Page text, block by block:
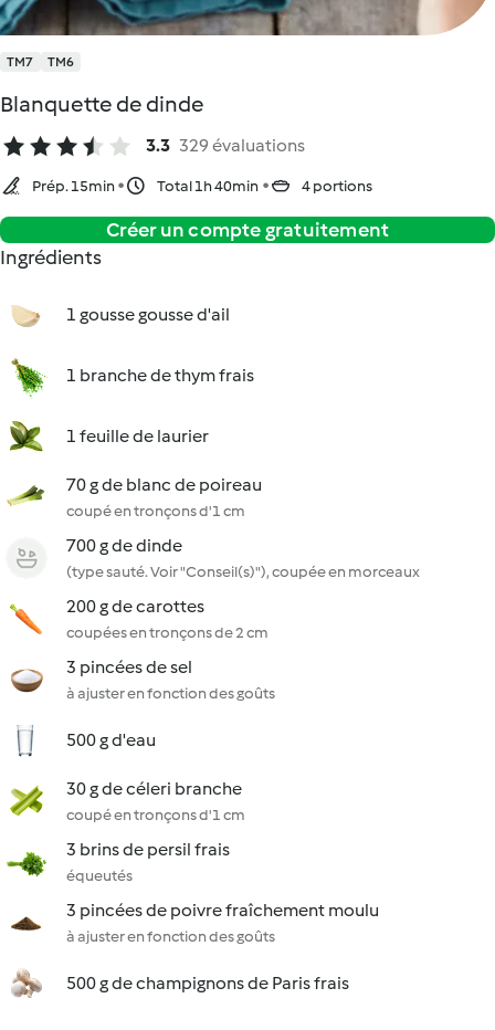
TM7 TM6
Blanquette de dinde
3.3 329 évaluations
Prép. 15min Total 1h 40min 4 portions
Créer un compte gratuitement
Ingrédients
1 gousse gousse d'ail
1 branche de thym frais
1 feuille de laurier
70 g de blanc de poireau
coupé en tronçons d'1 cm
700 g de dinde
(type sauté. Voir "Conseil(s)"), coupée en morceaux
200 g de carottes
coupées en tronçons de 2 cm
3 pincées de sel
à ajuster en fonction des goûts
500 g d'eau
30 g de céleri branche
coupé en tronçons d'1 cm
3 brins de persil frais
équeutés
3 pincées de poivre fraîchement moulu
à ajuster en fonction des goûts
500 g de champignons de Paris frais